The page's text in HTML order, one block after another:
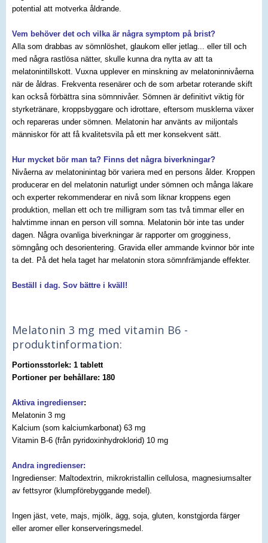
potential att motverka åldrande.
Vem behöver det och vilka är några symptom på brist?
Alla som drabbas av sömnlöshet, glaukom eller jetlag... eller till och
med några rastlösa nätter, skulle kunna dra nytta av att ta
melatonintillskott. Vuxna upplever en minskning av melatoninnivåerna
när de åldras. Frekventa resenärer och de som arbetar roterande skift
kan också förbättra sina sömnnivåer. Sömnen är definitivt viktig för
styrketränare, kroppsbyggare och idrottare, eftersom musklerna växer
och repareras under sömnen. Melatonin har använts av miljontals
människor för att få kvalitetsvila på ett mer konsekvent sätt.
Hur mycket bör man ta? Finns det några biverkningar?
Nivåerna av melatoninintag bör variera med en persons ålder. Kroppen
producerar en del melatonin naturligt under sömnen och många läkare
och experter rekommenderar en nivå som liknar kroppens egen
produktion, mellan ett och tre milligram som tas två timmar eller en
halvtimme innan en person vill somna. Melatonin bör inte tas under
dagen. Några ovanliga biverkningar är rapporter om grogginess,
sömngång och desorientering. Gravida eller ammande kvinnor bör inte
ta det. På det hela taget har melatonin stora sömnfrämjande effekter.
Beställ i dag. Sov bättre i kväll!
Melatonin 3 mg med vitamin B6 -
produktinformation:
Portionsstorlek: 1 tablett
Portioner per behållare: 180
Aktiva ingredienser:
Melatonin 3 mg
Kalcium (som kalciumkarbonat) 63 mg
Vitamin B-6 (från pyridoxinhydroklorid) 10 mg
Andra ingredienser:
Ingredienser: Maltodextrin, mikrokristallin cellulosa, magnesiumsalter
av fettsyror (klumpförebyggande medel).
Ingen jäst, vete, majs, mjölk, ägg, soja, gluten, konstgjorda färger
eller aromer eller konserveringsmedel.